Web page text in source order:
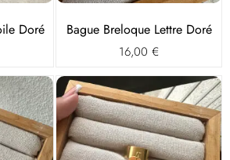
Doré Bague Breloque Lettre Doré
16,00 €